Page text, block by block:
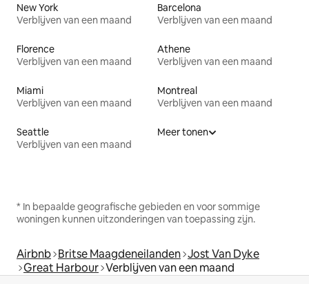
New York
Verblijven van een maand
Barcelona
Verblijven van een maand
Florence
Verblijven van een maand
Athene
Verblijven van een maand
Miami
Verblijven van een maand
Montreal
Verblijven van een maand
Seattle
Verblijven van een maand
Meer tonen
* In bepaalde geografische gebieden en voor sommige
woningen kunnen uitzonderingen van toepassing zijn.
Airbnb Britse Maagdeneilanden Jost Van Dyke
Great Harbour Verblijven van een maand